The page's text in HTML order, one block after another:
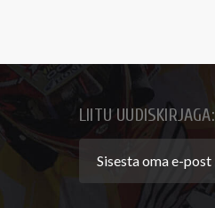
LIITU UUDISKIRJAGA: